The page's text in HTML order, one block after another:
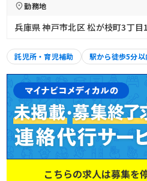
勤務地
兵庫県 神戸市北区 松が枝町3丁目
託児所・育児補助 駅から徒歩5分以
こちらの求人は募集を